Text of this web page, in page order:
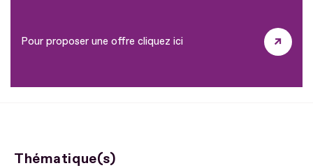
Pour proposer une offre cliquez ici
Thématique(s)